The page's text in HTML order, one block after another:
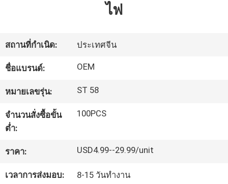
เกี่ยว
กับ
เรา
ทัวร์
โรงงาน
ไฟ
สถานที่กำเนิด: ประเทศจีน
ชื่อแบรนด์: OEM
หมายเลขรุ่น: ST 58
จำนวนสั่งซื้อขั้น
ต่ำ:
100PCS
ราคา: USD4.99--29.99/unit
เวลาการส่งมอบ: 8-15 วันทำงาน